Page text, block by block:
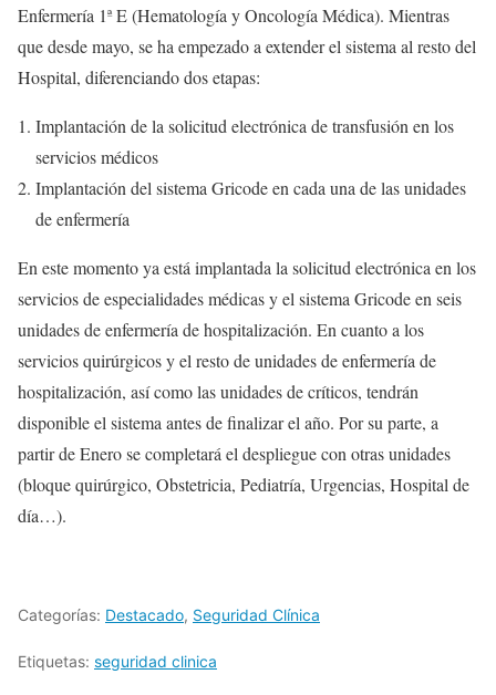
Enfermería 1ª E (Hematología y Oncología Médica). Mientras
que desde mayo, se ha empezado a extender el sistema al resto del
Hospital, diferenciando dos etapas:
Implantación de la solicitud electrónica de transfusión en los
servicios médicos
Implantación del sistema Gricode en cada una de las unidades
de enfermería
En este momento ya está implantada la solicitud electrónica en los
servicios de especialidades médicas y el sistema Gricode en seis
unidades de enfermería de hospitalización. En cuanto a los
servicios quirúrgicos y el resto de unidades de enfermería de
hospitalización, así como las unidades de críticos, tendrán
disponible el sistema antes de finalizar el año. Por su parte, a
partir de Enero se completará el despliegue con otras unidades
(bloque quirúrgico, Obstetricia, Pediatría, Urgencias, Hospital de
día…).
Categorías: Destacado, Seguridad Clínica
Etiquetas: seguridad clinica